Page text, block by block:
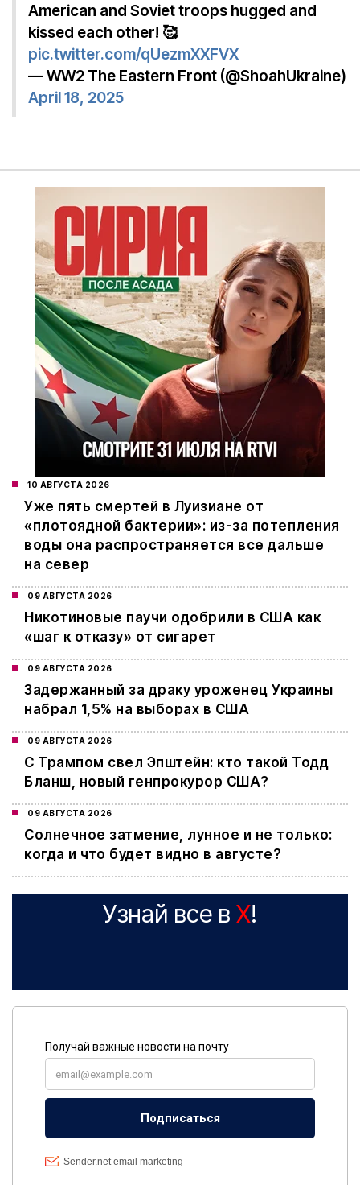
American and Soviet troops hugged and
kissed each other! 🥰
pic.twitter.com/qUezmXXFVX
— WW2 The Eastern Front (@ShoahUkraine)
April 18, 2025
10 АВГУСТА 2026
Уже пять смертей в Луизиане от
«плотоядной бактерии»: из-за потепления
воды она распространяется все дальше
на север
09 АВГУСТА 2026
Никотиновые паучи одобрили в США как
«шаг к отказу» от сигарет
09 АВГУСТА 2026
Задержанный за драку уроженец Украины
набрал 1,5% на выборах в США
09 АВГУСТА 2026
С Трампом свел Эпштейн: кто такой Тодд
Бланш, новый генпрокурор США?
09 АВГУСТА 2026
Cолнечное затмение, лунное и не только:
когда и что будет видно в августе?
Узнай все в X!